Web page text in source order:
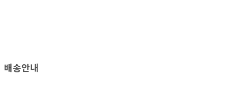
배송안내